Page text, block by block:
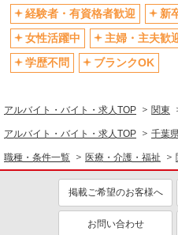
制服貸与
資格取得支援制度あり
同じ職種から求人を探す
同じ特徴から求人を探す
未経験歓迎
経験者・有資格者歓迎
新
女性活躍中
主婦・主夫歓
学歴不問
ブランクOK
アルバイト・バイト・求人TOP 関東
アルバイト・バイト・求人TOP 千葉
職種・条件一覧 医療・介護・福祉
掲載ご希望のお客様へ
お問い合わせ